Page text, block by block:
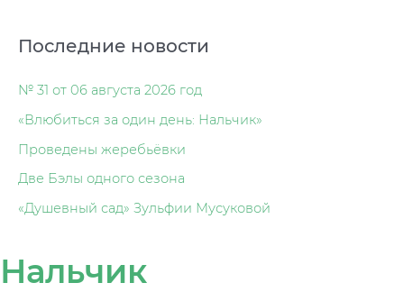
Последние новости
№ 31 от 06 августа 2026 год
«Влюбиться за один день: Нальчик»
Проведены жеребьёвки
Две Бэлы одного сезона
«Душевный сад» Зульфии Мусуковой
Нальчик